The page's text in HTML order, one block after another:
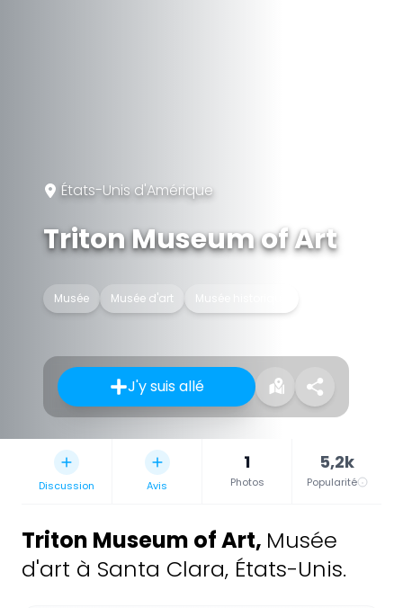
États-Unis d'Amérique
Triton Museum of Art
Musée Musée d'art Musée historique
J'y suis allé
Discussion Avis
1
Photos
5,2k
Popularité
Triton Museum of Art, Musée
d'art à Santa Clara, États-Unis.